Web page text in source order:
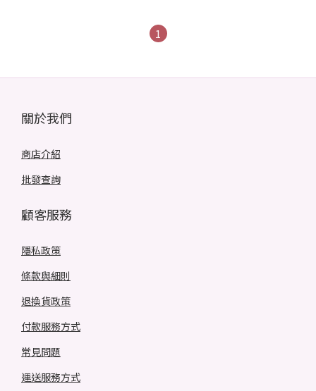
1
關於我們
商店介紹
批發查詢
顧客服務
隱私政策
條款與細則
退換貨政策
付款服務方式
常見問題
運送服務方式